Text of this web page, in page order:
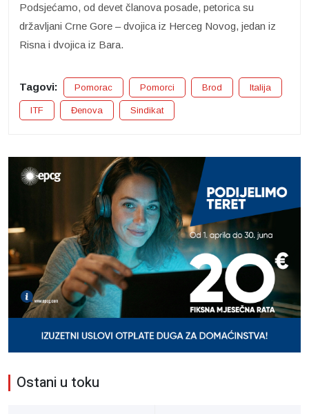
Podsjećamo, od devet članova posade, petorica su
državljani Crne Gore – dvojica iz Herceg Novog, jedan iz
Risna i dvojica iz Bara.
Tagovi: Pomorac Pomorci Brod Italija
ITF Đenova Sindikat
Ostani u toku